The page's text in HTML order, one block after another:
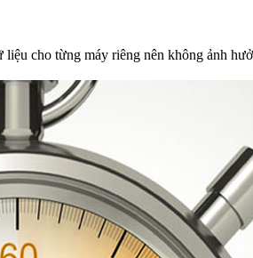
cho từng máy riêng nên không ảnh